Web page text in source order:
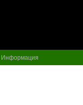
Информация